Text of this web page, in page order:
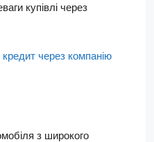
купівлі через
кредит через компанію
з широкого